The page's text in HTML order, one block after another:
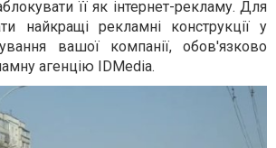
її як інтернет-рекламу. Для
найкращі рекламні конструкції у
вашої компанії, обов'язково
агенцію IDMedia.